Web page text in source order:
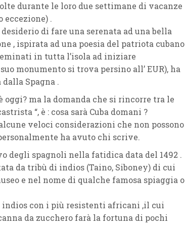
durante le loro due settimane di vacanze
eccezione) .
di fare una serenata ad una bella
, ispirata ad una poesia del patriota cubano
in tutta l’isola ad iniziare
monumento si trova persino all’ EUR), ha
Spagna .
oggi? ma la domanda che si rincorre tra le
“, è : cosa sarà Cuba domani ?
veloci considerazioni che non possono
ha avuto chi scrive.
degli spagnoli nella fatidica data del 1492 .
da tribù di indios (Taino, Siboney) di cui
e nel nome di qualche famosa spiaggia o
indios con i più resistenti africani ,il cui
da zucchero farà la fortuna di pochi